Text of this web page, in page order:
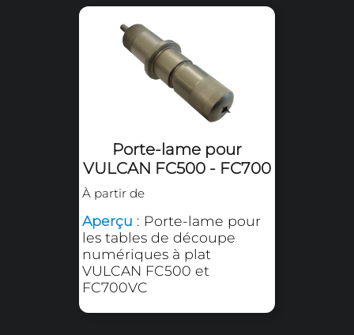
Porte-crayon pour
SECABO FC50 - FC100
À partir de 38,75 € HT
: Porte stylo pour
les tables de découpe à
plat SECABO FC50 et
FC100